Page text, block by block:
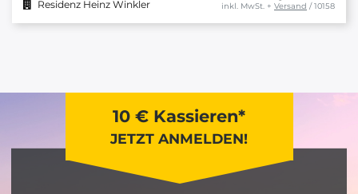
Residenz Heinz Winkler
inkl. MwSt. + Versand / 10158
10 € Kassieren*
JETZT ANMELDEN!